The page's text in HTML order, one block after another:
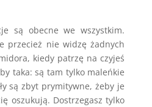
są obecne we wszystkim.
przecież nie widzę żadnych
kiedy patrzę na czyjeś
taka: są tam tylko maleńkie
są zbyt prymitywne, żeby je
oszukują. Dostrzegasz tylko